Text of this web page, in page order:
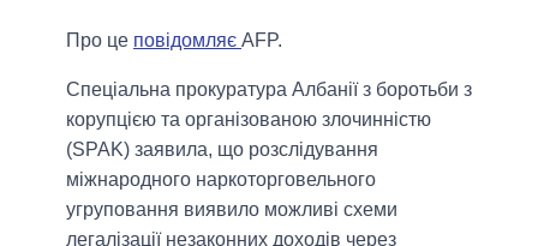
Про це повідомляє AFP.
Спеціальна прокуратура Албанії з боротьби з
корупцією та організованою злочинністю
(SPAK) заявила, що розслідування
міжнародного наркоторговельного
угруповання виявило можливі схеми
легалізації незаконних доходів через